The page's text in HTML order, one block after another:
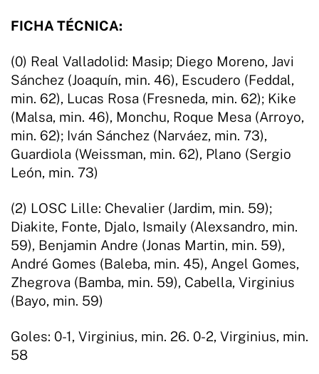
FICHA TÉCNICA:
(0) Real Valladolid: Masip; Diego Moreno, Javi
Sánchez (Joaquín, min. 46), Escudero (Feddal,
min. 62), Lucas Rosa (Fresneda, min. 62); Kike
(Malsa, min. 46), Monchu, Roque Mesa (Arroyo,
min. 62); Iván Sánchez (Narváez, min. 73),
Guardiola (Weissman, min. 62), Plano (Sergio
León, min. 73)
(2) LOSC Lille: Chevalier (Jardim, min. 59);
Diakite, Fonte, Djalo, Ismaily (Alexsandro, min.
59), Benjamin Andre (Jonas Martin, min. 59),
André Gomes (Baleba, min. 45), Angel Gomes,
Zhegrova (Bamba, min. 59), Cabella, Virginius
(Bayo, min. 59)
Goles: 0-1, Virginius, min. 26. 0-2, Virginius, min.
58